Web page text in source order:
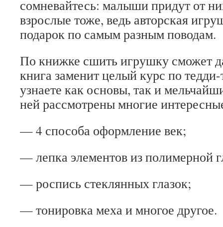
сомневайтесь: малыши придут от
взрослые тоже, ведь авторская
подарок по самым разным поводам.
По книжке сшить игрушку сможет
книга заменит целый курс по
узнаете как основы, так и
ней рассмотрены многие
— 4 способа оформление век;
— лепка элементов из полимерной
— роспись стеклянных глазок;
— тонировка меха и многое другое.